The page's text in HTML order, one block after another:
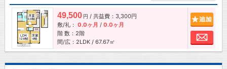
49,500 円 / 共益費：3,300円
敷/礼： 0.0ヶ月 / 0.0ヶ月
階 数：2階
間/広：2LDK / 67.67㎡
お